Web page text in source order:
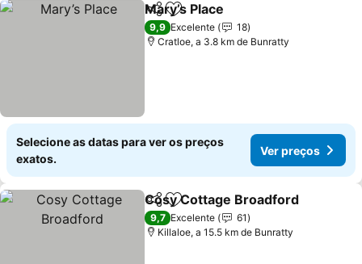
PartilharAdicionar aos favoritos
Mary’s Place
9,9 Excelente
18
Cratloe, a 3.8 km de Bunratty
Selecione as datas para ver os preços
exatos.
Ver preços
PartilharAdicionar aos favoritos
Cosy Cottage Broadford
9,7 Excelente
61
Killaloe, a 15.5 km de Bunratty